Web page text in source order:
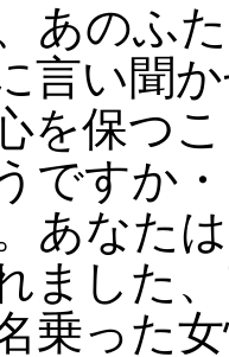
あのふ
言い聞
を保つ
ですか
あなた
ました
乗った